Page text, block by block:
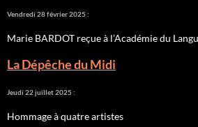
Vendredi 28 février 2025 :
Marie BARDOT reçue à l’Académie du
La Dépêche du Midi
Jeudi 22 juillet 2025 :
Hommage à quatre artistes